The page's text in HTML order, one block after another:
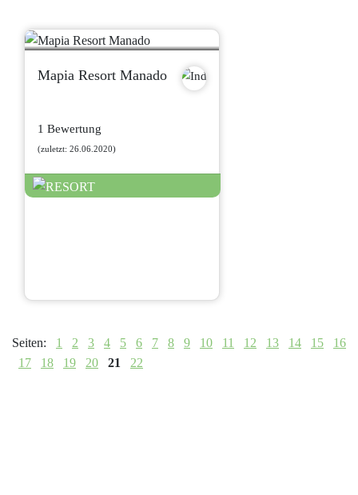
Mapia Resort Manado
1 Bewertung
(zuletzt: 26.06.2020)
Seiten: 1 2 3 4 5 6 7 8 9 10 11 12 13 14 15
16
17
18 19 20 21 22